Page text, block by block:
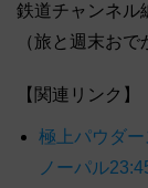
鉄道チャンネル
（旅と週末おで
【関連リンク】
極上パウダ
ノーパル